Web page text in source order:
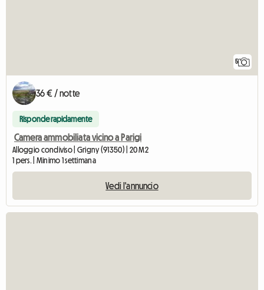
5
36 € / notte
Risponde rapidamente
Camera ammobiliata vicino a Parigi
Alloggio condiviso | Grigny (91350) | 20 M2
1 pers. | Minimo 1 settimana
Vedi l'annuncio